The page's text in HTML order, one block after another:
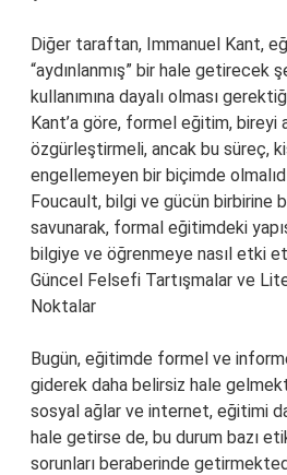
Diğer taraftan, Immanuel Kant,
“aydınlanmış” bir hale getirecek
kullanımına dayalı olması
Kant’a göre, formel eğitim, bireyi
özgürleştirmeli, ancak bu süreç,
engellemeyen bir biçimde
Foucault, bilgi ve gücün birbirine
savunarak, formal eğitimdeki
bilgiye ve öğrenmeye nasıl etki
Güncel Felsefi Tartışmalar ve
Noktalar
Bugün, eğitimde formel ve
giderek daha belirsiz hale
sosyal ağlar ve internet, eğitimi
hale getirse de, bu durum bazı
sorunları beraberinde